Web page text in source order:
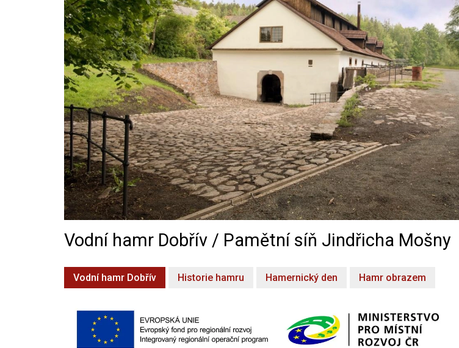
Vodní hamr Dobřív / Pamětní síň Jindřicha Mošny
Vodní hamr Dobřív Historie hamru Hamernický den Hamr obrazem